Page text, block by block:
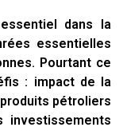
dans la
essentielles
Pourtant ce
: impact de la
pétroliers
investissements